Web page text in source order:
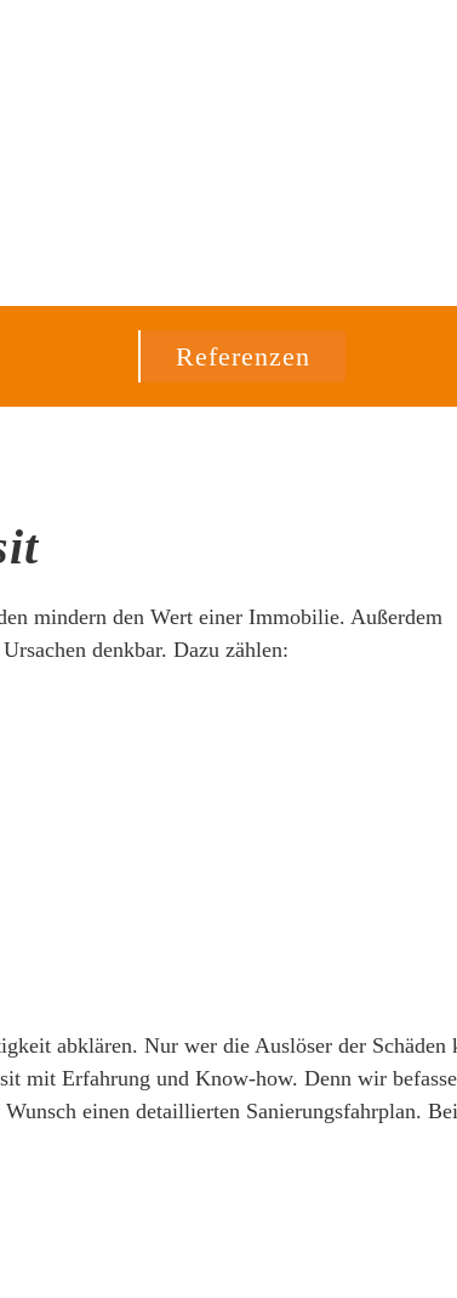
Referenzen
mindern den Wert einer Immobilie. Außerdem
denkbar. Dazu zählen:
abklären. Nur wer die Auslöser der Schäden
mit Erfahrung und Know-how. Denn wir
einen detaillierten Sanierungsfahrplan.